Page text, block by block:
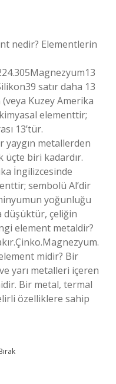
nedir? Elementlerin
satır daha 13
Kuzey Amerika
elementtir;
13’tür.
metallerden
üçte biri kadardır.
İngilizcesinde
sembolü Al’dir
yoğunluğu
düşüktür, çeliğin
element metaldir?
midir? Bir
yarı metalleri içeren
Bir metal, termal
özelliklere sahip